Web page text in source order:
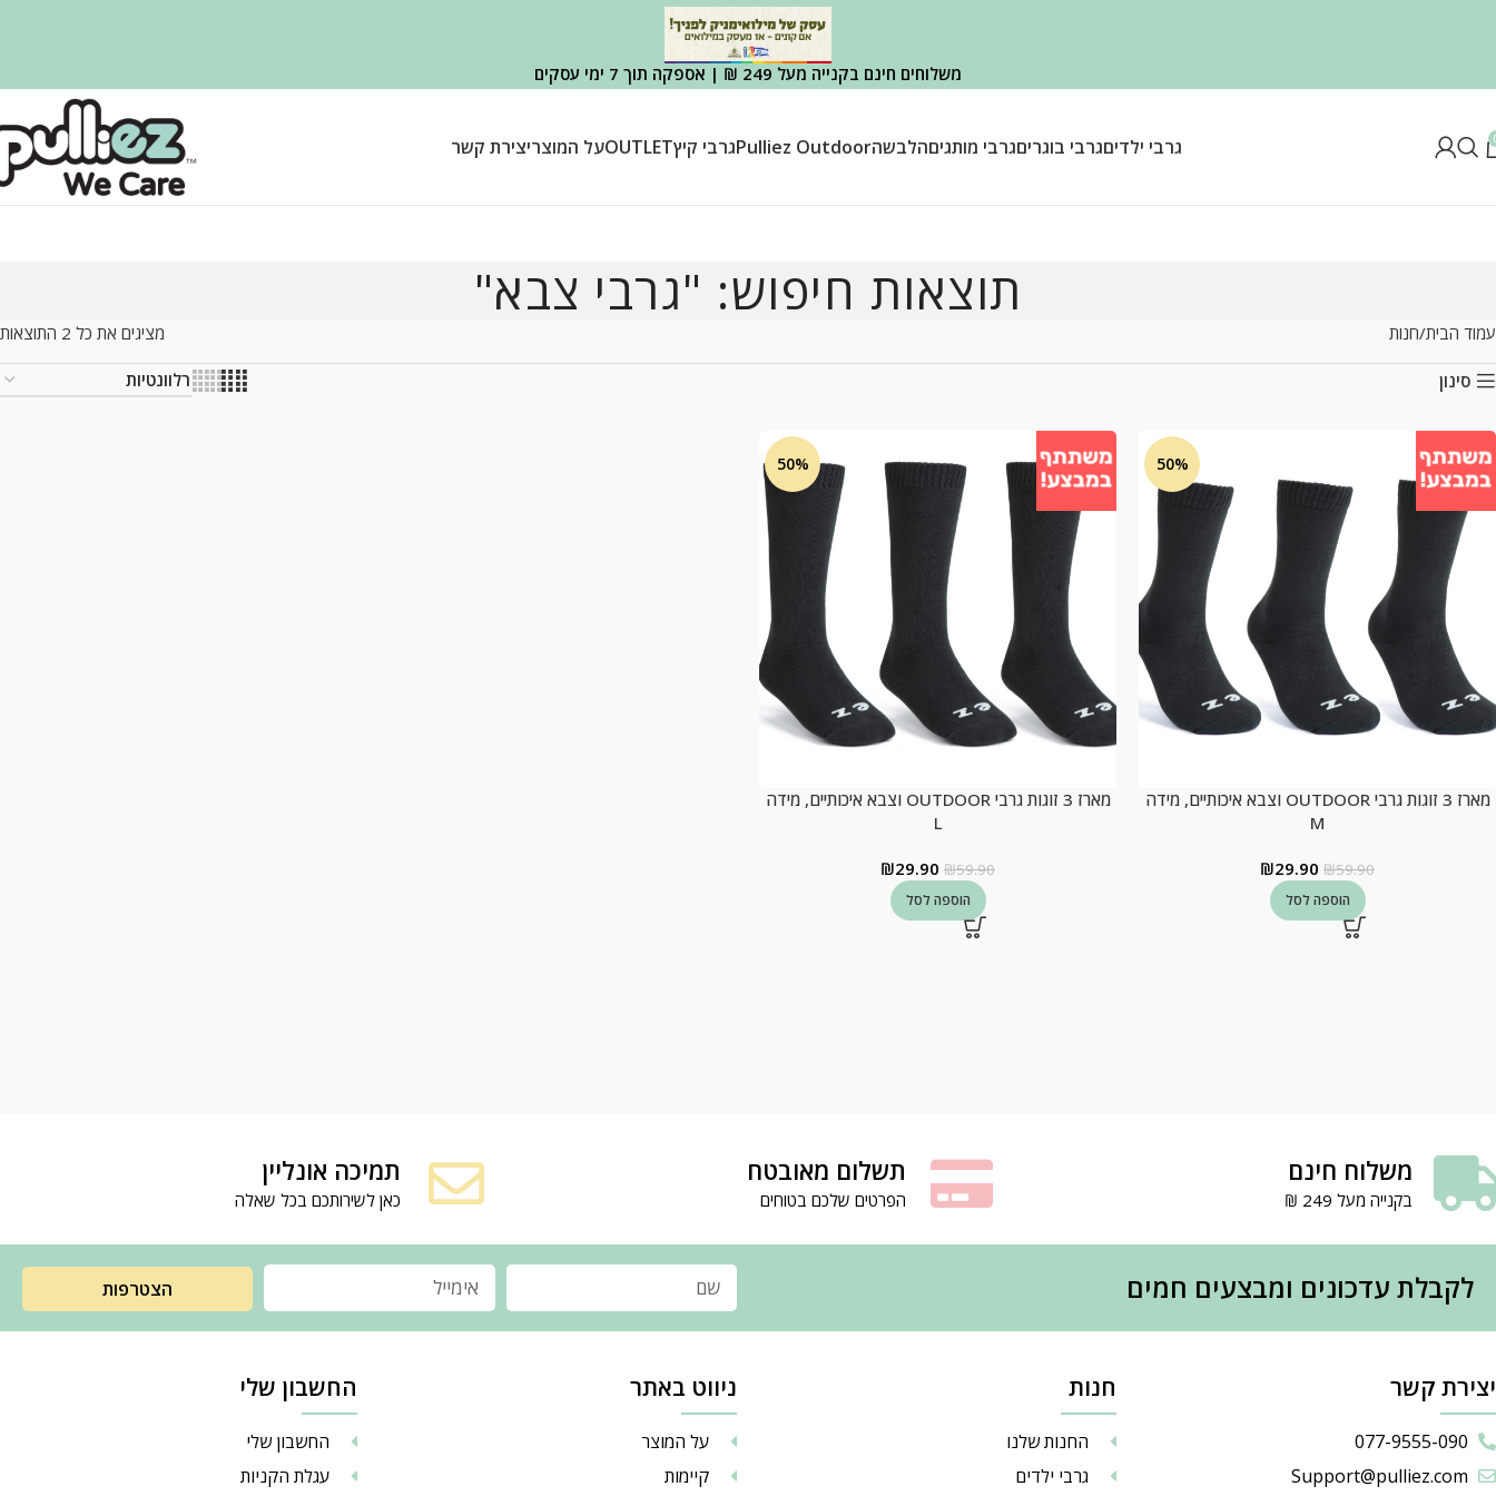
משלוחים חינם בקנייה מעל 249 ₪ | אספקה תוך 7 ימי עסקים
גרבי ילדיםגרבי בוגריםגרבי מותגיםהלבשהPulliez Outdoorגרבי קיץOUTLETעל המוצריצירת קשר
תוצאות חיפוש: "גרבי צבא"
עמוד הבית חנות מציגים את כל ⁦2⁩ התוצאות
סינון
50%
מארז 3 זוגות גרבי OUTDOOR וצבא איכותיים, מידה
M
₪59.90
₪29.90
הוספה לסל
50%
מארז 3 זוגות גרבי OUTDOOR וצבא איכותיים, מידה
L
₪59.90
₪29.90
הוספה לסל
משלוח חינם
בקנייה מעל 249 ₪
תשלום מאובטח
הפרטים שלכם בטוחים
תמיכה אונליין
כאן לשירותכם בכל שאלה
לקבלת עדכונים ומבצעים חמים הצטרפות
יצירת קשר
077-9555-090
Support@pulliez.com
חנות
החנות שלנו
גרבי ילדים
ניווט באתר
על המוצר
קיימות
החשבון שלי
החשבון שלי
עגלת הקניות